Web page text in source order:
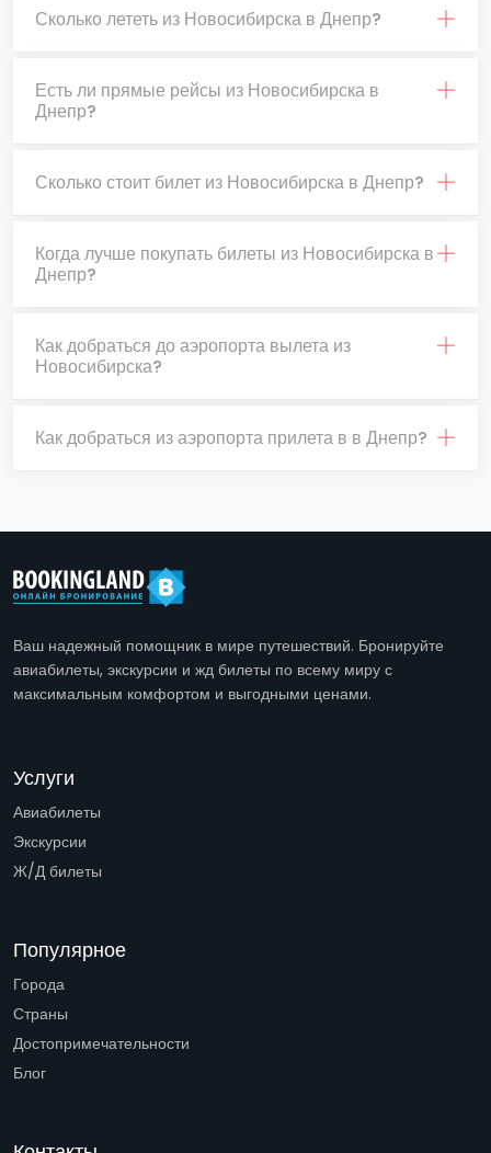
Сколько лететь из Новосибирска в Днепр?
Есть ли прямые рейсы из Новосибирска в
Днепр?
Сколько стоит билет из Новосибирска в Днепр?
Когда лучше покупать билеты из Новосибирска в
Днепр?
Как добраться до аэропорта вылета из
Новосибирска?
Как добраться из аэропорта прилета в в Днепр?
Ваш надежный помощник в мире путешествий. Бронируйте
авиабилеты, экскурсии и жд билеты по всему миру с
максимальным комфортом и выгодными ценами.
Услуги
Авиабилеты
Экскурсии
Ж/Д билеты
Популярное
Города
Страны
Достопримечательности
Блог